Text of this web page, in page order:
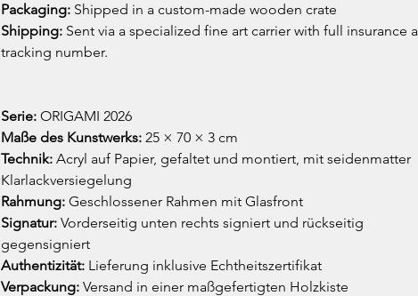
Packaging: Shipped in a custom-made wooden crate
Shipping: Sent via a specialized fine art carrier with full insurance
tracking number.
Serie: ORIGAMI 2026
Maße des Kunstwerks: 25 × 70 × 3 cm
Technik: Acryl auf Papier, gefaltet und montiert, mit seidenmatter
Klarlackversiegelung
Rahmung: Geschlossener Rahmen mit Glasfront
Signatur: Vorderseitig unten rechts signiert und rückseitig
gegensigniert
Authentizität: Lieferung inklusive Echtheitszertifikat
Verpackung: Versand in einer maßgefertigten Holzkiste